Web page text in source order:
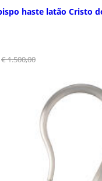
haste latão Cristo
€ 1.500,00